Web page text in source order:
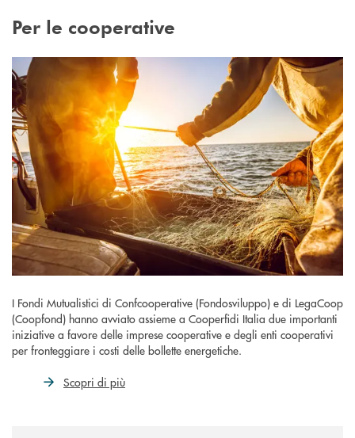
Per le cooperative
I Fondi Mutualistici di Confcooperative (Fondosviluppo) e di LegaCoop
(Coopfond) hanno avviato assieme a Cooperfidi Italia due importanti
iniziative a favore delle imprese cooperative e degli enti cooperativi
per fronteggiare i costi delle bollette energetiche.
Scopri di più